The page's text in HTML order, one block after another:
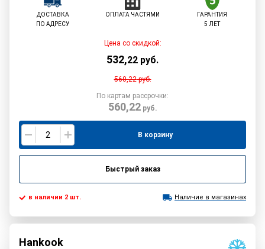
ДОСТАВКА
ПО АДРЕСУ
ОПЛАТА ЧАСТЯМИ
ГАРАНТИЯ
5 ЛЕТ
Цена со скидкой:
532,22 руб.
560,22руб.
По картам рассрочки:
560,22руб.
В корзину
Быстрый заказ
в наличии 2 шт. Наличие в магазинах
Hankook